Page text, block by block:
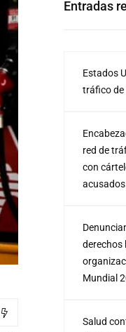
Entradas
Estados
tráfico de
red de
con
acusados
derechos
Mundial
Salud